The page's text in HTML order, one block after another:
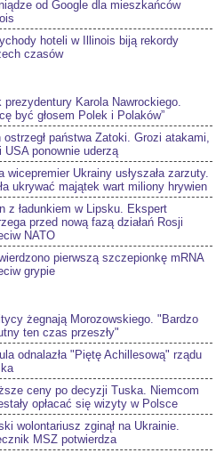
od Google dla mieszkańców
hoteli w Illinois biją rekordy
czasów
prezydentury Karola Nawrockiego.
być głosem Polek i Polaków”
ostrzegł państwa Zatoki. Grozi atakami,
USA ponownie uderzą
wicepremier Ukrainy usłyszała zarzuty.
ukrywać majątek wart miliony hrywien
z ładunkiem w Lipsku. Ekspert
przed nową fazą działań Rosji
NATO
pierwszą szczepionkę mRNA
grypie
żegnają Morozowskiego. "Bardzo
ten czas przeszły"
odnalazła "Piętę Achillesową" rządu
ceny po decyzji Tuska. Niemcom
opłacać się wizyty w Polsce
wolontariusz zginął na Ukrainie.
MSZ potwierdza